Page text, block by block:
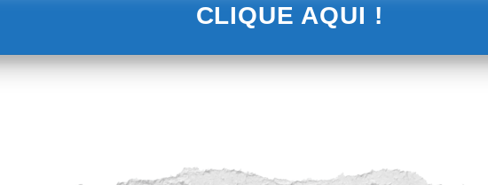
CLIQUE AQUI !